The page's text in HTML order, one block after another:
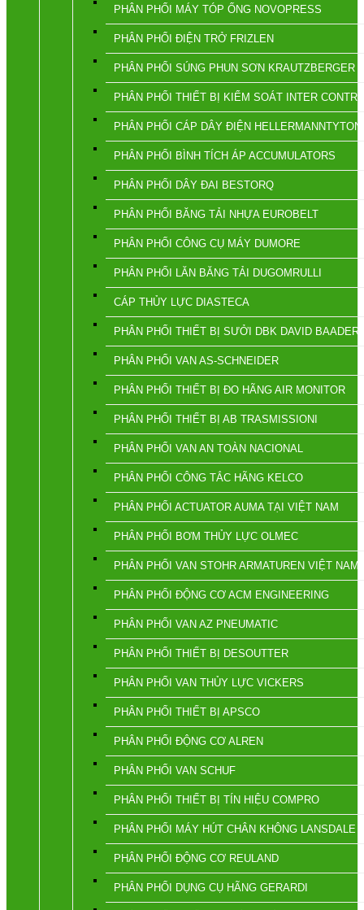
PHÂN PHỐI MÁY TÓP ỐNG NOVOPRESS
PHÂN PHỐI ĐIỆN TRỞ FRIZLEN
PHÂN PHỐI SÚNG PHUN SƠN KRAUTZBERGER
PHÂN PHỐI THIẾT BỊ KIỂM SOÁT INTER
PHÂN PHỐI CÁP DÂY ĐIỆN HELLERMANNTYTON
PHÂN PHỐI BÌNH TÍCH ÁP ACCUMULATORS
PHÂN PHỐI DÂY ĐAI BESTORQ
PHÂN PHỐI BĂNG TẢI NHỰA EUROBELT
PHÂN PHỐI CÔNG CỤ MÁY DUMORE
PHÂN PHỐI LĂN BĂNG TẢI DUGOMRULLI
CÁP THỦY LỰC DIASTECA
PHÂN PHỐI THIẾT BỊ SƯỞI DBK DAVID BAADER
PHÂN PHỐI VAN AS-SCHNEIDER
PHÂN PHỐI THIẾT BỊ ĐO HÃNG AIR MONITOR
PHÂN PHỐI THIẾT BỊ AB TRASMISSIONI
PHÂN PHỐI VAN AN TOÀN NACIONAL
PHÂN PHỐI CÔNG TẮC HÃNG KELCO
PHÂN PHỐI ACTUATOR AUMA TẠI VIỆT NAM
PHÂN PHỐI BƠM THỦY LỰC OLMEC
PHÂN PHỐI VAN STOHR ARMATUREN VIỆT NAM
PHÂN PHỐI ĐỘNG CƠ ACM ENGINEERING
PHÂN PHỐI VAN AZ PNEUMATIC
PHÂN PHỐI THIẾT BỊ DESOUTTER
PHÂN PHỐI VAN THỦY LỰC VICKERS
PHÂN PHỐI THIẾT BỊ APSCO
PHÂN PHỐI ĐỘNG CƠ ALREN
PHÂN PHỐI VAN SCHUF
PHÂN PHỐI THIẾT BỊ TÍN HIỆU COMPRO
PHÂN PHỐI MÁY HÚT CHÂN KHÔNG LANSDALE
PHÂN PHỐI ĐỘNG CƠ REULAND
PHÂN PHỐI DỤNG CỤ HÃNG GERARDI